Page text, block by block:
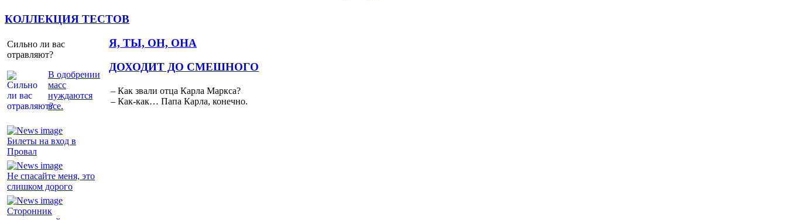
КОЛЛЕКЦИЯ ТЕСТОВ
Сильно ли вас
отравляют?
В одобрении
масс
нуждаются
все.
Я, ТЫ, ОН, ОНА
Билеты на вход в
Провал
Не спасайте меня, это
слишком дорого
Сторонник
ДОХОДИТ ДО СМЕШНОГО
– Как звали отца Карла Маркса?
– Как-как… Папа Карла, конечно.